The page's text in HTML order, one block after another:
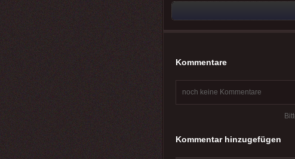
Kommentare
noch keine Kommentare
Kommentar hinzugefügen